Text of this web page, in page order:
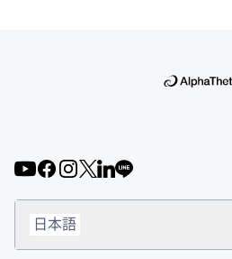
日本語